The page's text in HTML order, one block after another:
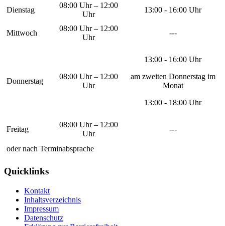
Dienstag
08:00 Uhr – 12:00
Uhr
13:00 - 16:00 Uhr
Mittwoch
08:00 Uhr – 12:00
Uhr
---
Donnerstag
08:00 Uhr – 12:00
Uhr
13:00 - 16:00 Uhr
am zweiten Donnerstag im
Monat
13:00 - 18:00 Uhr
Freitag
08:00 Uhr – 12:00
Uhr
---
oder nach Terminabsprache
Quicklinks
Kontakt
Inhaltsverzeichnis
Impressum
Datenschutz